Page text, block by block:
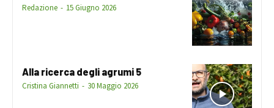
Redazione - 15 Giugno 2026
Alla ricerca degli agrumi 5
Cristina Giannetti - 30 Maggio 2026